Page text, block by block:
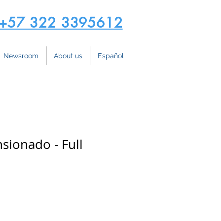
322 3395612
Newsroom About us Español
- Full